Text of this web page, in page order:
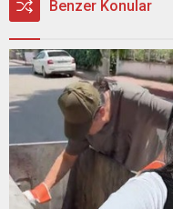
Benzer Konular